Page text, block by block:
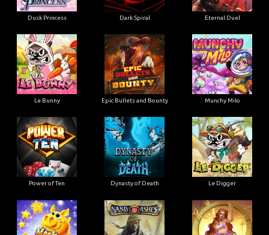
Dusk Princess Dark Spiral Eternal Duel
Le Bunny Epic Bullets and Bounty Munchy Milo
Power of Ten Dynasty of Death Le Digger